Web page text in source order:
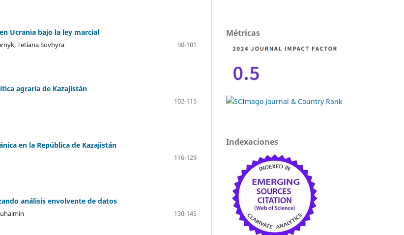
Ucrania bajo la ley marcial
Tetiana Sovhyra
90-101
agraria de Kazajistán
102-115
en la República de Kazajistán
116-129
análisis envolvente de datos
130-145
Métricas
Indexaciones